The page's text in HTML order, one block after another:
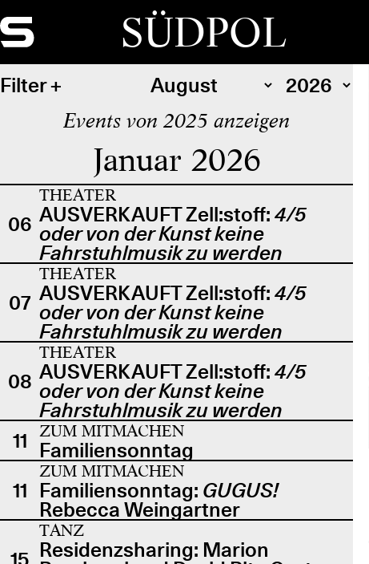
SÜDPOL
Filter
Events von 2025 anzeigen
Januar 2026
06
THEATER
AUSVERKAUFT Zell:stoff: 4/5
oder von der Kunst keine
Fahrstuhlmusik zu werden
07
THEATER
AUSVERKAUFT Zell:stoff: 4/5
oder von der Kunst keine
Fahrstuhlmusik zu werden
08
THEATER
AUSVERKAUFT Zell:stoff: 4/5
oder von der Kunst keine
Fahrstuhlmusik zu werden
11
ZUM MITMACHEN
Familiensonntag
11
ZUM MITMACHEN
Familiensonntag: GUGUS!
Rebecca Weingartner
15
TANZ
Residenzsharing: Marion